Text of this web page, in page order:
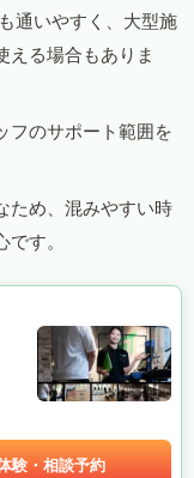
通いやすく、大型施
える場合もありま
フのサポート範囲を
ため、混みやすい時
す。
験・相談予約